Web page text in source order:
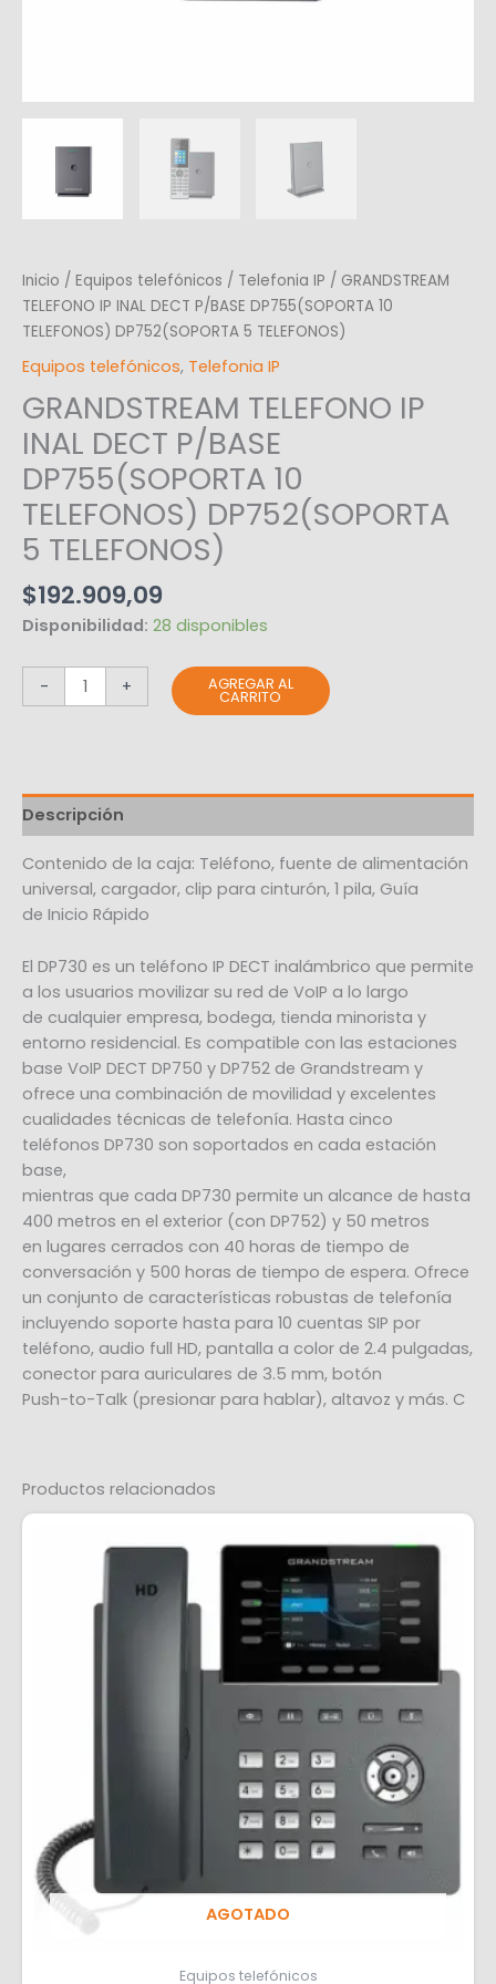
Inicio / Equipos telefónicos / Telefonia IP / GRANDSTREAM
TELEFONO IP INAL DECT P/BASE DP755(SOPORTA 10
TELEFONOS) DP752(SOPORTA 5 TELEFONOS)
Equipos telefónicos, Telefonia IP
GRANDSTREAM TELEFONO IP
INAL DECT P/BASE
DP755(SOPORTA 10
TELEFONOS) DP752(SOPORTA
5 TELEFONOS)
$192.909,09
Disponibilidad: 28 disponibles
- + AGREGAR AL
CARRITO
Descripción
Contenido de la caja: Teléfono, fuente de alimentación
universal, cargador, clip para cinturón, 1 pila, Guía
de Inicio Rápido
El DP730 es un teléfono IP DECT inalámbrico que permite
a los usuarios movilizar su red de VoIP a lo largo
de cualquier empresa, bodega, tienda minorista y
entorno residencial. Es compatible con las estaciones
base VoIP DECT DP750 y DP752 de Grandstream y
ofrece una combinación de movilidad y excelentes
cualidades técnicas de telefonía. Hasta cinco
teléfonos DP730 son soportados en cada estación
base,
mientras que cada DP730 permite un alcance de hasta
400 metros en el exterior (con DP752) y 50 metros
en lugares cerrados con 40 horas de tiempo de
conversación y 500 horas de tiempo de espera. Ofrece
un conjunto de características robustas de telefonía
incluyendo soporte hasta para 10 cuentas SIP por
teléfono, audio full HD, pantalla a color de 2.4 pulgadas,
conector para auriculares de 3.5 mm, botón
Push-to-Talk (presionar para hablar), altavoz y más. C
Productos relacionados
AGOTADO
Equipos telefónicos